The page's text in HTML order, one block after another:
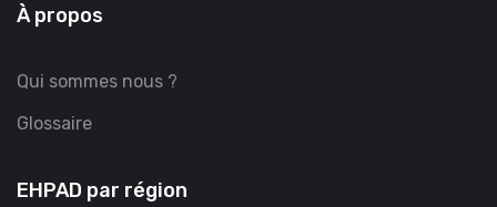
À propos
Qui sommes nous ?
Glossaire
EHPAD par région